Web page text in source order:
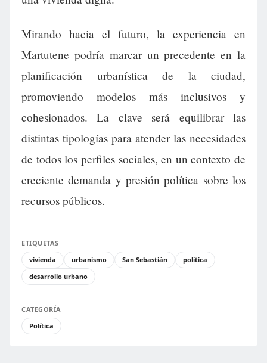
Mirando hacia el futuro, la experiencia en
Martutene podría marcar un precedente en la
planificación urbanística de la ciudad,
promoviendo modelos más inclusivos y
cohesionados. La clave será equilibrar las
distintas tipologías para atender las necesidades
de todos los perfiles sociales, en un contexto de
creciente demanda y presión política sobre los
recursos públicos.
ETIQUETAS
vivienda
urbanismo San Sebastián
política
desarrollo urbano
CATEGORÍA
Política